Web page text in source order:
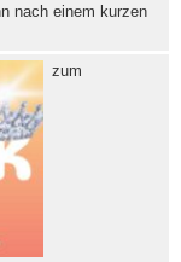
nach einem kurzen
zum